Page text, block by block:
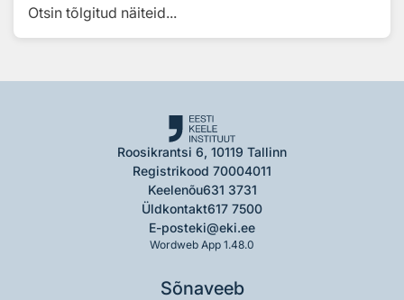
Otsin tõlgitud näiteid...
Roosikrantsi 6, 10119 Tallinn
Registrikood 70004011
Keelenõu631 3731
Üldkontakt617 7500
E-posteki@eki.ee
Wordweb App 1.48.0
Sõnaveeb